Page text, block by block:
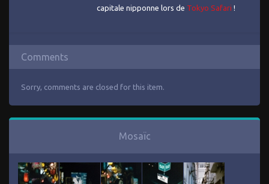
capitale nipponne lors de Tokyo Safari !
Comments
Sorry, comments are closed for this item.
Mosaïc